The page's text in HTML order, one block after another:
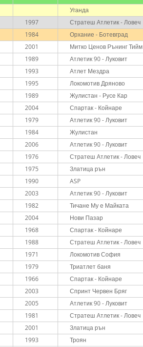
Уганда
1997 Стратеш Атлетик - Ловеч
1984 Орхание - Ботевград
2001 Митко Ценов Рънинг Тийм
1989 Атлетик 90 - Луковит
1993 Атлет Мездра
1995 Локомотив Дряново
1989 Жулистан - Русе Кар
2004 Спартак - Койнаре
1979 Атлетик 90 - Луковит
1984 Жулистан
2006 Атлетик 90 - Луковит
1976 Стратеш Атлетик - Ловеч
1975 Златица рън
1990 ASP
2003 Атлетик 90 - Луковит
1982 Тичане Му е Майката
2004 Нови Пазар
1968 Спартак - Койнаре
1988 Стратеш Атлетик - Ловеч
1971 Локомотив София
1979 Триатлет баня
1966 Спартак - Койнаре
2003 Спринт Червен Бряг
2005 Атлетик 90 - Луковит
1981 Стратеш Атлетик - Ловеч
2001 Златица рън
1993 Троян